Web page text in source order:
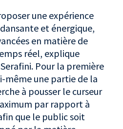
une expérience
et énergique,
en matière de
réel, explique
Pour la première
même une partie de la
à pousser le curseur
par rapport à
que le public soit